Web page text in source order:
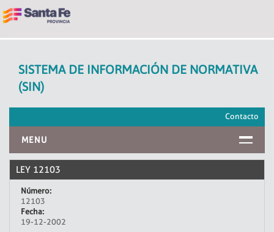
SISTEMA DE INFORMACIÓN DE NORMATIVA
(SIN)
Contacto
MENU
INICIO
LEY 12103
Número:
12103
Fecha:
19-12-2002